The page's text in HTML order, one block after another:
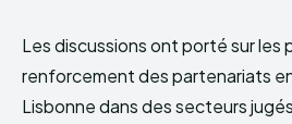
Les discussions ont porté sur les
renforcement des partenariats
Lisbonne dans des secteurs